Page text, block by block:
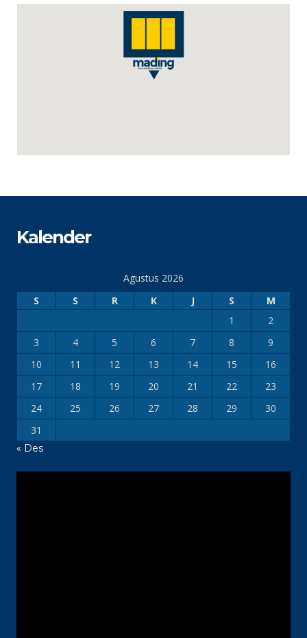
Kalender
Agustus 2026
S
S R K J S
M
1
2
3
4 5 6 7 8
9
10
11 12 13 14 15
16
17
18 19 20 21 22
23
24
25 26 27 28 29
30
31
« Des